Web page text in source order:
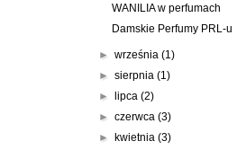
WANILIA w perfumach
Damskie Perfumy PRL-u
► września (1)
► sierpnia (1)
► lipca (2)
► czerwca (3)
► kwietnia (3)